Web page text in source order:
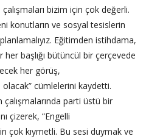
bizim için çok değerli.
konutların ve sosyal tesislerin
Eğitimden istihdama,
başlığı bütüncül bir çerçevede
her görüş,
cümlelerini kaydetti.
parti üstü bir
çizerek, “Engelli
çok kıymetli. Bu sesi duymak ve